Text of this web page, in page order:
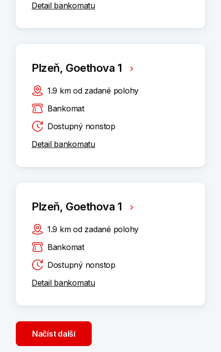
Detail bankomatu
Plzeň, Goethova 1
1.9 km od zadané polohy
Bankomat
Dostupný nonstop
Detail bankomatu
Plzeň, Goethova 1
1.9 km od zadané polohy
Bankomat
Dostupný nonstop
Detail bankomatu
Načíst další